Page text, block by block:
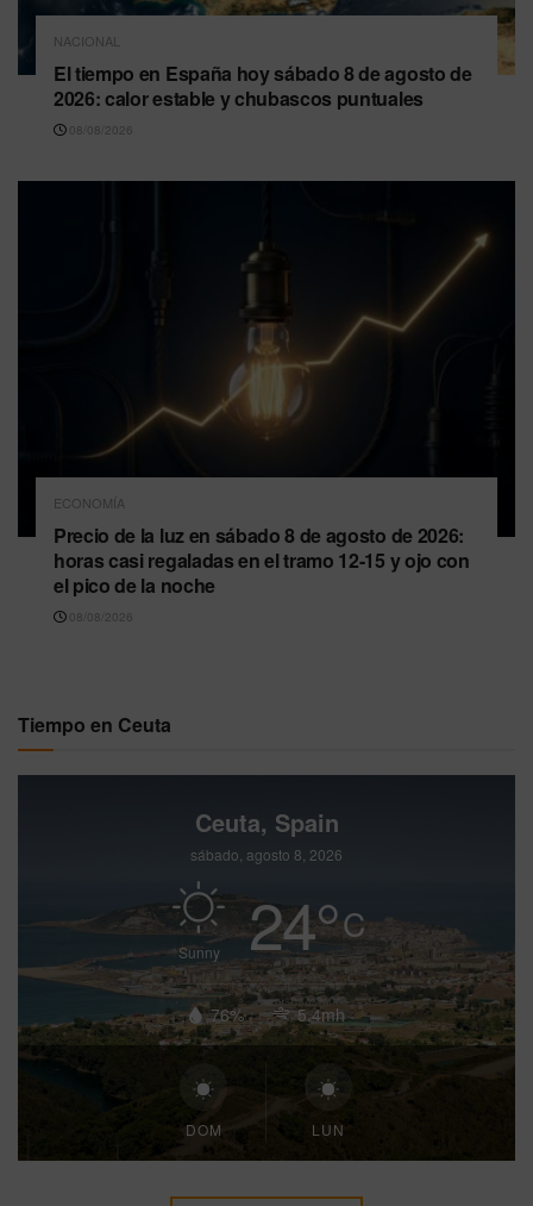
NACIONAL
El tiempo en España hoy sábado 8 de agosto de
2026: calor estable y chubascos puntuales
08/08/2026
ECONOMÍA
Precio de la luz en sábado 8 de agosto de 2026:
horas casi regaladas en el tramo 12-15 y ojo con
el pico de la noche
08/08/2026
Tiempo en Ceuta
Ceuta, Spain
sábado, agosto 8, 2026
Sunny 24°C
76% 5.4mh
DOM LUN